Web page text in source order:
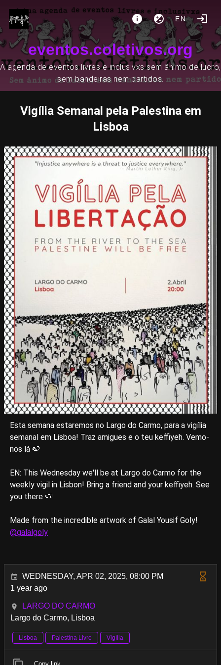
EN
eventos.coletivos.org
A agenda de eventos livres e inclusivxs sem ânimo de lucro,
sem bandeiras nem partidos.
Vigília Semanal pela Palestina em
Lisboa
Esta semana estaremos no Largo do Carmo, para a vigília
semanal em Lisboa! Traz amigues e o teu keffiyeh. Vemo-
nos lá 🍉
EN: This Wednesday we'll be at Largo do Carmo for the
weekly vigil in Lisbon! Bring a friend and your keffiyeh. See
you there 🍉
Made from the incredible artwork of Galal Yousif Goly!
@galalgoly
WEDNESDAY, APR 02, 2025, 08:00 PM
1 year ago
LARGO DO CARMO
Largo do Carmo, Lisboa
Lisboa Palestina Livre Vigília